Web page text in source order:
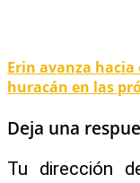
Erin avanza
huracán en las
Deja una
Tu dirección